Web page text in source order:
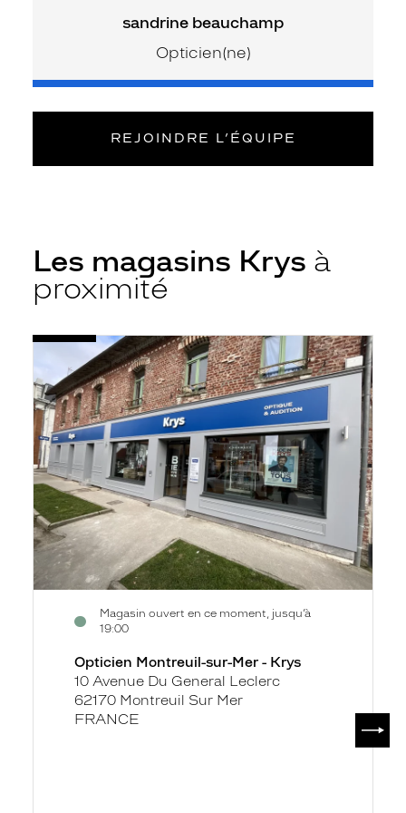
sandrine beauchamp
Opticien(ne)
REJOINDRE L’ÉQUIPE
Les magasins Krys à
proximité
Opticien
Montreuil-
sur-
Mer
-
Krys
Magasin ouvert en ce moment, jusqu’à
19:00
Voir
fiche
Opticien Montreuil-sur-Mer - Krys
10 Avenue Du General Leclerc
62170 Montreuil Sur Mer
FRANCE